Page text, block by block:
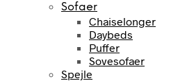
Sofaer
Chaiselonger
Daybeds
Puffer
Sovesofaer
Spejle